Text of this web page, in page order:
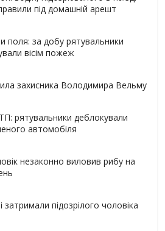
під домашній арешт
поля: за добу рятувальники
вісім пожеж
захисника Володимира Вельму
рятувальники деблокували
автомобіля
незаконно виловив рибу на
підозрілого чоловіка